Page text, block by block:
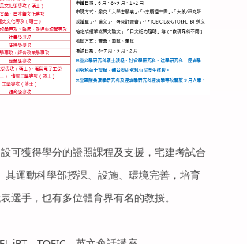
可獲得學分的證照課程及支援，宅建考試合
其運動科學部授課、設施、環境完善，培育
選手，也有多位體育界有名的教授。